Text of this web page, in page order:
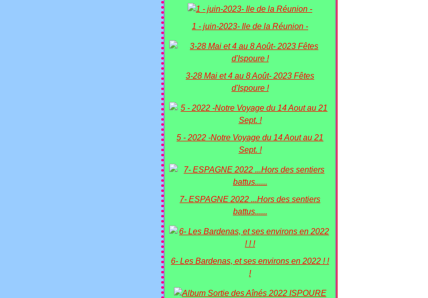
1 - juin-2023- Ile de la Réunion -
3-28 Mai et 4 au 8 Août- 2023 Fêtes
d'Ispoure !
5 - 2022 -Notre Voyage du 14 Aout au 21
Sept. !
7- ESPAGNE 2022 ...Hors des sentiers
battus......
6- Les Bardenas, et ses environs en 2022 ! !
!